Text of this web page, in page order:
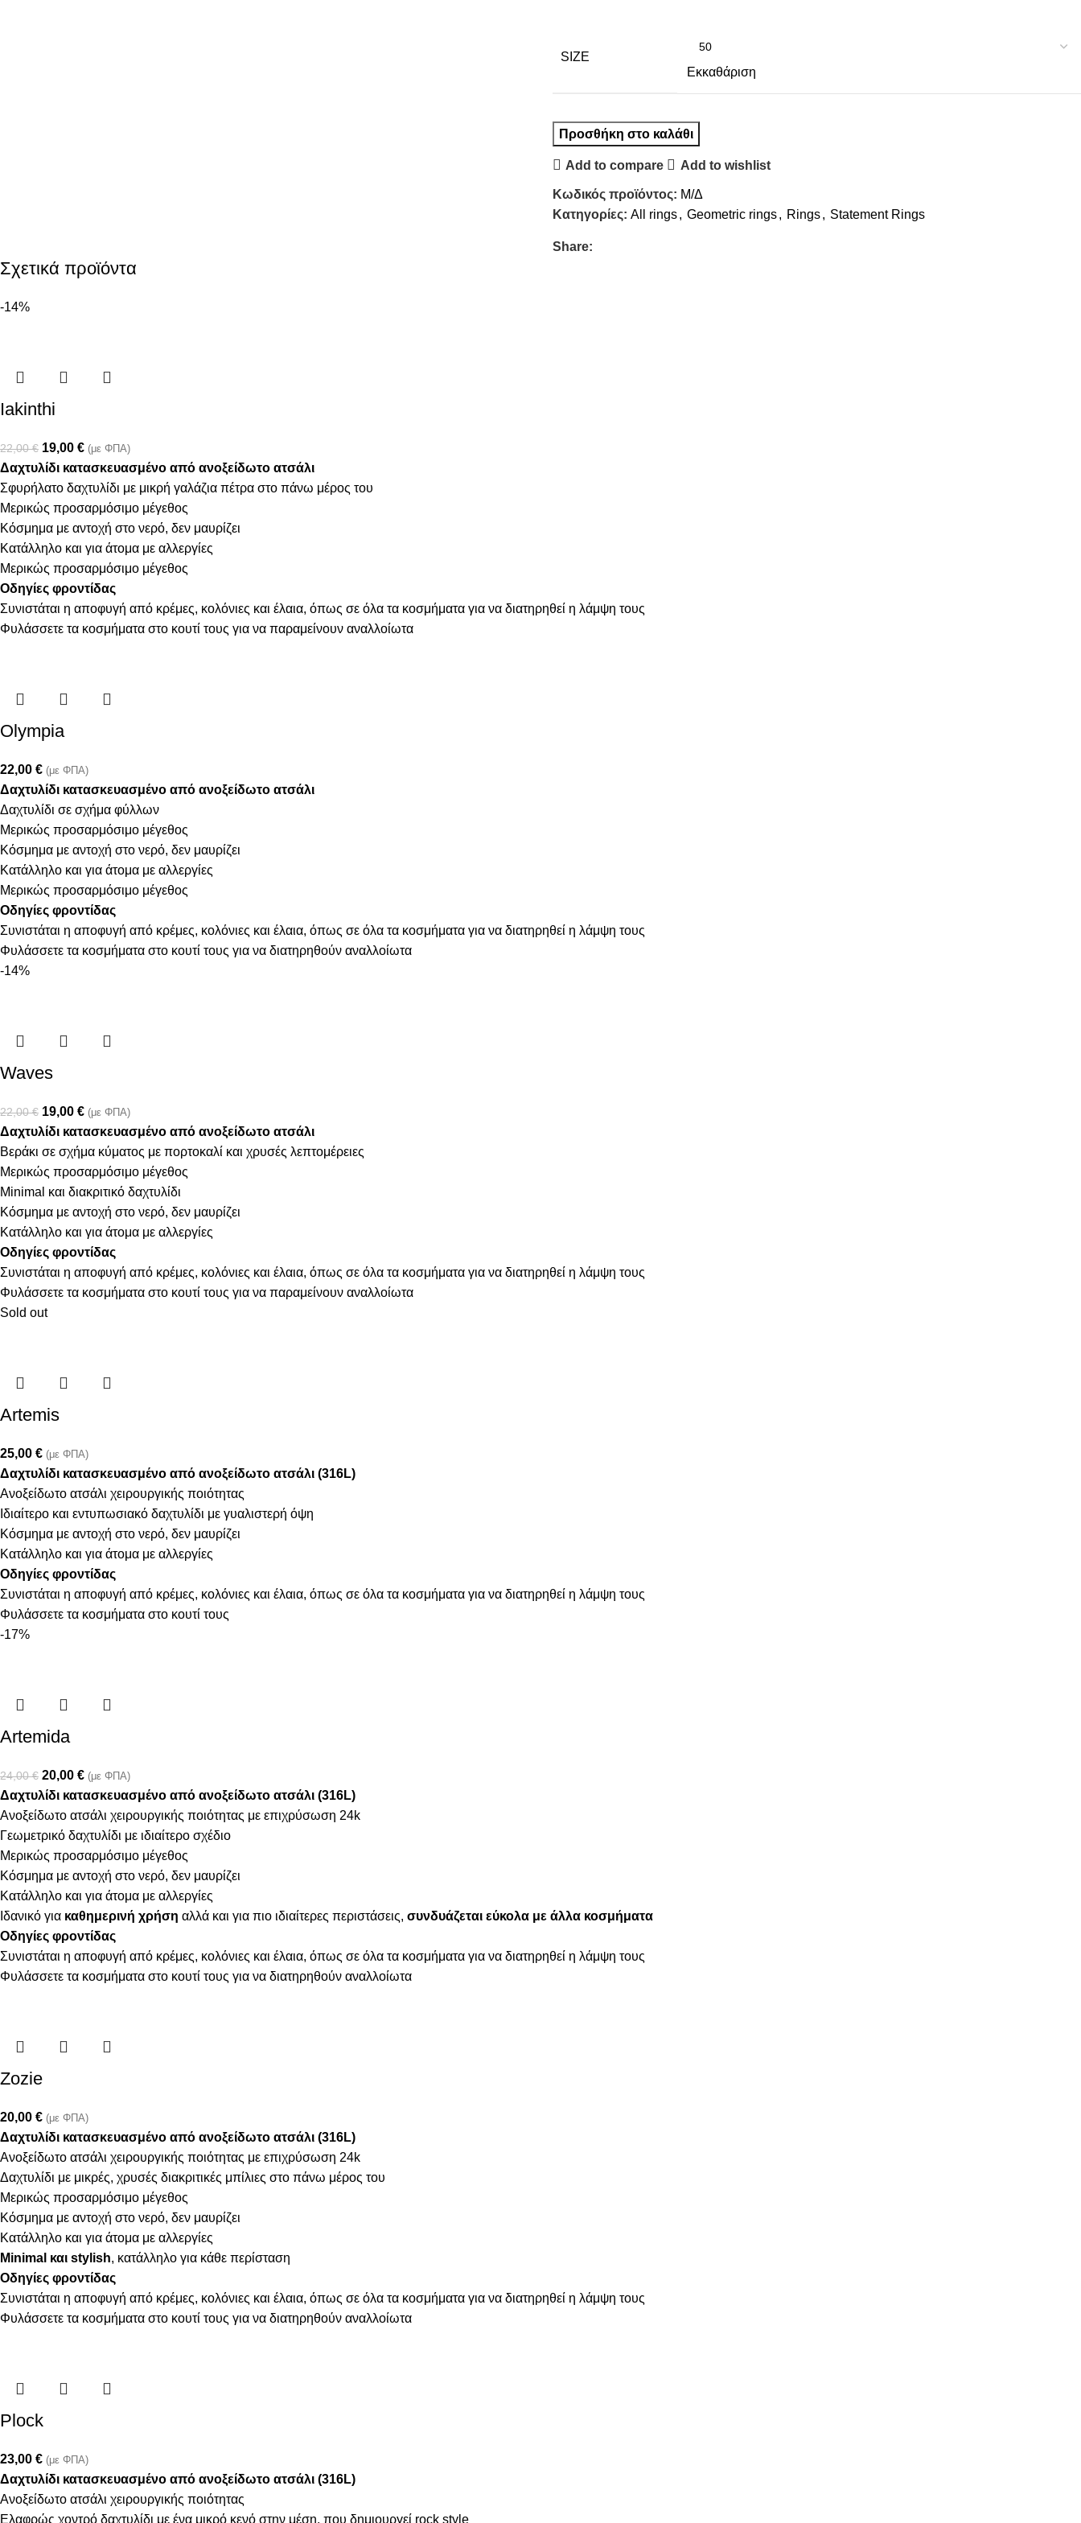
SIZE
Εκκαθάριση
Προσθήκη στο καλάθι
Add to compare Add to wishlist
Κωδικός προϊόντος: Μ/Δ
Κατηγορίες: All rings, Geometric rings, Rings, Statement Rings
Share:
Σχετικά προϊόντα
-14%
Iakinthi
22,00€ 19,00 € (με ΦΠΑ)
Δαχτυλίδι κατασκευασμένο από ανοξείδωτο ατσάλι
Σφυρήλατο δαχτυλίδι με μικρή γαλάζια πέτρα στο πάνω μέρος του
Μερικώς προσαρμόσιμο μέγεθος
Κόσμημα με αντοχή στο νερό, δεν μαυρίζει
Κατάλληλο και για άτομα με αλλεργίες
Μερικώς προσαρμόσιμο μέγεθος
Οδηγίες φροντίδας
Συνιστάται η αποφυγή από κρέμες, κολόνιες και έλαια, όπως σε όλα τα κοσμήματα για να διατηρηθεί η λάμψη τους
Φυλάσσετε τα κοσμήματα στο κουτί τους για να παραμείνουν αναλλοίωτα
Olympia
22,00 € (με ΦΠΑ)
Δαχτυλίδι κατασκευασμένο από ανοξείδωτο ατσάλι
Δαχτυλίδι σε σχήμα φύλλων
Μερικώς προσαρμόσιμο μέγεθος
Κόσμημα με αντοχή στο νερό, δεν μαυρίζει
Κατάλληλο και για άτομα με αλλεργίες
Μερικώς προσαρμόσιμο μέγεθος
Οδηγίες φροντίδας
Συνιστάται η αποφυγή από κρέμες, κολόνιες και έλαια, όπως σε όλα τα κοσμήματα για να διατηρηθεί η λάμψη τους
Φυλάσσετε τα κοσμήματα στο κουτί τους για να διατηρηθούν αναλλοίωτα
-14%
Waves
22,00€ 19,00 € (με ΦΠΑ)
Δαχτυλίδι κατασκευασμένο από ανοξείδωτο ατσάλι
Βεράκι σε σχήμα κύματος με πορτοκαλί και χρυσές λεπτομέρειες
Μερικώς προσαρμόσιμο μέγεθος
Minimal και διακριτικό δαχτυλίδι
Κόσμημα με αντοχή στο νερό, δεν μαυρίζει
Κατάλληλο και για άτομα με αλλεργίες
Οδηγίες φροντίδας
Συνιστάται η αποφυγή από κρέμες, κολόνιες και έλαια, όπως σε όλα τα κοσμήματα για να διατηρηθεί η λάμψη τους
Φυλάσσετε τα κοσμήματα στο κουτί τους για να παραμείνουν αναλλοίωτα
Sold out
Artemis
25,00 € (με ΦΠΑ)
Δαχτυλίδι κατασκευασμένο από ανοξείδωτο ατσάλι (316L)
Ανοξείδωτο ατσάλι χειρουργικής ποιότητας
Ιδιαίτερο και εντυπωσιακό δαχτυλίδι με γυαλιστερή όψη
Κόσμημα με αντοχή στο νερό, δεν μαυρίζει
Κατάλληλο και για άτομα με αλλεργίες
Οδηγίες φροντίδας
Συνιστάται η αποφυγή από κρέμες, κολόνιες και έλαια, όπως σε όλα τα κοσμήματα για να διατηρηθεί η λάμψη τους
Φυλάσσετε τα κοσμήματα στο κουτί τους
-17%
Artemida
24,00€ 20,00 € (με ΦΠΑ)
Δαχτυλίδι κατασκευασμένο από ανοξείδωτο ατσάλι (316L)
Ανοξείδωτο ατσάλι χειρουργικής ποιότητας με επιχρύσωση 24k
Γεωμετρικό δαχτυλίδι με ιδιαίτερο σχέδιο
Μερικώς προσαρμόσιμo μέγεθος
Κόσμημα με αντοχή στο νερό, δεν μαυρίζει
Κατάλληλο και για άτομα με αλλεργίες
Ιδανικό για καθημερινή χρήση αλλά και για πιο ιδιαίτερες περιστάσεις, συνδυάζεται εύκολα με άλλα κοσμήματα
Οδηγίες φροντίδας
Συνιστάται η αποφυγή από κρέμες, κολόνιες και έλαια, όπως σε όλα τα κοσμήματα για να διατηρηθεί η λάμψη τους
Φυλάσσετε τα κοσμήματα στο κουτί τους για να διατηρηθούν αναλλοίωτα
Zozie
20,00 € (με ΦΠΑ)
Δαχτυλίδι κατασκευασμένο από ανοξείδωτο ατσάλι (316L)
Ανοξείδωτο ατσάλι χειρουργικής ποιότητας με επιχρύσωση 24k
Δαχτυλίδι με μικρές, χρυσές διακριτικές μπίλιες στο πάνω μέρος του
Μερικώς προσαρμόσιμo μέγεθος
Κόσμημα με αντοχή στο νερό, δεν μαυρίζει
Κατάλληλο και για άτομα με αλλεργίες
Minimal και stylish, κατάλληλο για κάθε περίσταση
Οδηγίες φροντίδας
Συνιστάται η αποφυγή από κρέμες, κολόνιες και έλαια, όπως σε όλα τα κοσμήματα για να διατηρηθεί η λάμψη τους
Φυλάσσετε τα κοσμήματα στο κουτί τους για να διατηρηθούν αναλλοίωτα
Plock
23,00 € (με ΦΠΑ)
Δαχτυλίδι κατασκευασμένο από ανοξείδωτο ατσάλι (316L)
Ανοξείδωτο ατσάλι χειρουργικής ποιότητας
Ελαφρώς χοντρό δαχτυλίδι με ένα μικρό κενό στην μέση, που δημιουργεί rock style